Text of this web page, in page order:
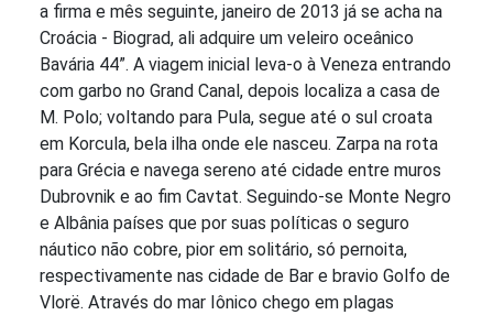
a firma e mês seguinte, janeiro de 2013 já se acha na
Croácia - Biograd, ali adquire um veleiro oceânico
Bavária 44”. A viagem inicial leva-o à Veneza entrando
com garbo no Grand Canal, depois localiza a casa de
M. Polo; voltando para Pula, segue até o sul croata
em Korcula, bela ilha onde ele nasceu. Zarpa na rota
para Grécia e navega sereno até cidade entre muros
Dubrovnik e ao fim Cavtat. Seguindo-se Monte Negro
e Albânia países que por suas políticas o seguro
náutico não cobre, pior em solitário, só pernoita,
respectivamente nas cidade de Bar e bravio Golfo de
Vlorë. Através do mar Iônico chego em plagas